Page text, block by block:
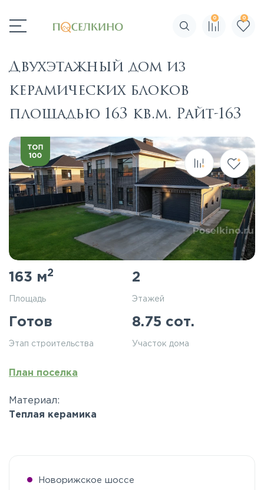
Поиск по сайту
0 0
Двухэтажный дом из
керамических блоков
площадью 163 кв.м. Райт-163
163 м2
Площадь
2
Этажей
Готов
Этап строительства
8.75 сот.
Участок дома
План поселка
Материал:
Теплая керамика
Новорижское шоссе